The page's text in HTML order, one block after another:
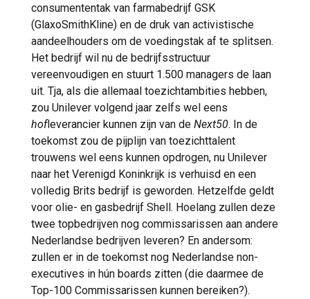
consumententak van farmabedrijf GSK
(GlaxoSmithKline) en de druk van activistische
aandeelhouders om de voedingstak af te splitsen.
Het bedrijf wil nu de bedrijfsstructuur
vereenvoudigen en stuurt 1.500 managers de laan
uit. Tja, als die allemaal toezichtambities hebben,
zou Unilever volgend jaar zelfs wel eens
hofleverancier kunnen zijn van de Next50. In de
toekomst zou de pijplijn van toezichttalent
trouwens wel eens kunnen opdrogen, nu Unilever
naar het Verenigd Koninkrijk is verhuisd en een
volledig Brits bedrijf is geworden. Hetzelfde geldt
voor olie- en gasbedrijf Shell. Hoelang zullen deze
twee topbedrijven nog commissarissen aan andere
Nederlandse bedrijven leveren? En andersom:
zullen er in de toekomst nog Nederlandse non-
executives in hún boards zitten (die daarmee de
Top-100 Commissarissen kunnen bereiken?).